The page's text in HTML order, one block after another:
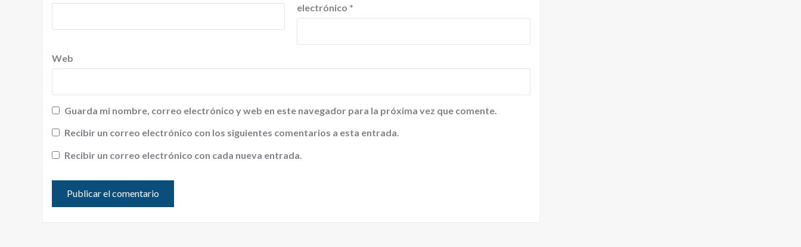
electrónico *
Web
Guarda mi nombre, correo electrónico y web en este navegador para la próxima vez que comente.
Recibir un correo electrónico con los siguientes comentarios a esta entrada.
Recibir un correo electrónico con cada nueva entrada.